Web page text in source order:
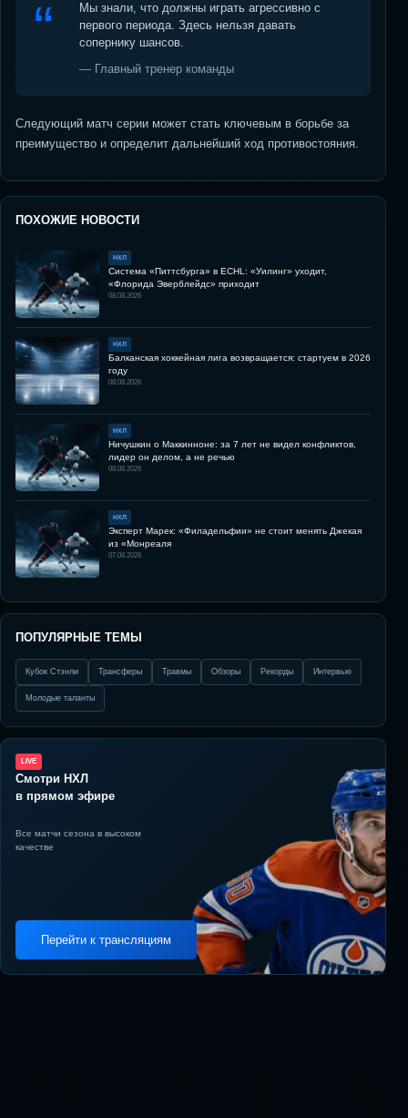
Мы знали, что должны играть агрессивно с
первого периода. Здесь нельзя давать
сопернику шансов.
— Главный тренер команды
Следующий матч серии может стать ключевым в борьбе за
преимущество и определит дальнейший ход противостояния.
ПОХОЖИЕ НОВОСТИ
НХЛ
Система «Питтсбурга» в ECHL: «Уилинг» уходит,
«Флорида Эверблейдс» приходит
08.08.2026
НХЛ
Балканская хоккейная лига возвращается: стартуем в 2026
году
08.08.2026
НХЛ
Ничушкин о Маккинноне: за 7 лет не видел конфликтов,
лидер он делом, а не речью
08.08.2026
НХЛ
Эксперт Марек: «Филадельфии» не стоит менять Джекая
из «Монреаля
07.08.2026
ПОПУЛЯРНЫЕ ТЕМЫ
Кубок Стэнли Трансферы Травмы Обзоры Рекорды Интервью
Молодые таланты
LIVE
Смотри НХЛ
в прямом эфире
Все матчи сезона в высоком
качестве
Перейти к трансляциям